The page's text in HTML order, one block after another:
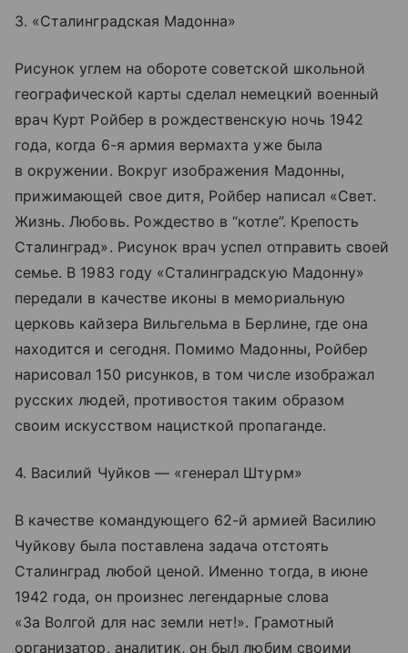
3. «Сталинградская Мадонна»
Рисунок углем на обороте советской школьной
географической карты сделал немецкий военный
врач Курт Ройбер в рождественскую ночь 1942
года, когда 6-я армия вермахта уже была
в окружении. Вокруг изображения Мадонны,
прижимающей свое дитя, Ройбер написал «Свет.
Жизнь. Любовь. Рождество в “котле”. Крепость
Сталинград». Рисунок врач успел отправить своей
семье. В 1983 году «Сталинградскую Мадонну»
передали в качестве иконы в мемориальную
церковь кайзера Вильгельма в Берлине, где она
находится и сегодня. Помимо Мадонны, Ройбер
нарисовал 150 рисунков, в том числе изображал
русских людей, противостоя таким образом
своим искусством нацисткой пропаганде.
4. Василий Чуйков — «генерал Штурм»
В качестве командующего 62-й армией Василию
Чуйкову была поставлена задача отстоять
Сталинград любой ценой. Именно тогда, в июне
1942 года, он произнес легендарные слова
«За Волгой для нас земли нет!». Грамотный
организатор, аналитик, он был любим своими